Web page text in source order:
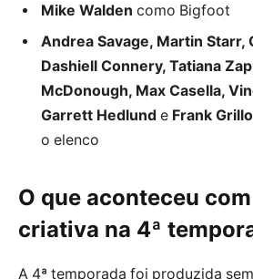
Mike Walden como Bigfoot
Andrea Savage, Martin Starr,
Dashiell Connery, Tatiana
McDonough, Max Casella,
Garrett Hedlund e Frank Grillo
o elenco
O que aconteceu
criativa na 4ª
A 4ª temporada foi produzida